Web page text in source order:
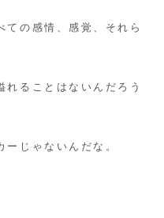
ての感情、感覚、それら
れることはないんだろう
じゃないんだな。